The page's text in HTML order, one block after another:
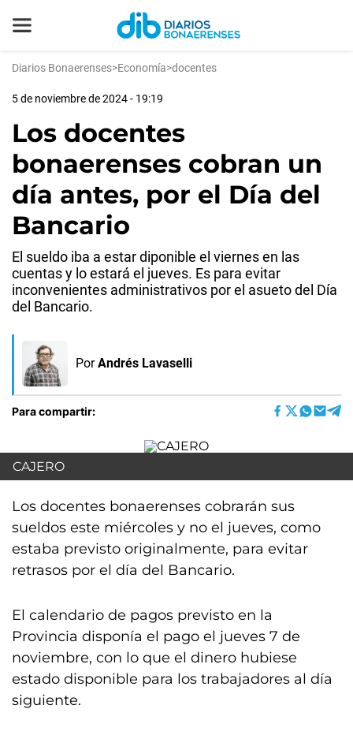
Diarios Bonaerenses>Economía>docentes
5 de noviembre de 2024 - 19:19
Los docentes
bonaerenses cobran un
día antes, por el Día del
Bancario
El sueldo iba a estar diponible el viernes en las
cuentas y lo estará el jueves. Es para evitar
inconvenientes administrativos por el asueto del Día
del Bancario.
Por Andrés Lavaselli
Para compartir:
CAJERO
Los docentes bonaerenses cobrarán sus
sueldos este miércoles y no el jueves, como
estaba previsto originalmente, para evitar
retrasos por el día del Bancario.
El calendario de pagos previsto en la
Provincia disponía el pago el jueves 7 de
noviembre, con lo que el dinero hubiese
estado disponible para los trabajadores al día
siguiente.